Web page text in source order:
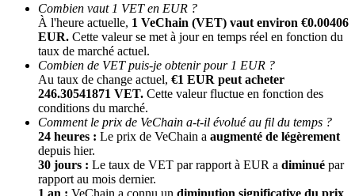
Parrainage
Invitez un ami pour recevoir des récompenses en espèces
Combien vaut 1 VET en EUR ?
À l'heure actuelle, 1 VeChain (VET) vaut environ €0.00406
EUR. Cette valeur se met à jour en temps réel en fonction du
taux de marché actuel.
Combien de VET puis-je obtenir pour 1 EUR ?
Au taux de change actuel, €1 EUR peut acheter
246.30541871 VET. Cette valeur fluctue en fonction des
conditions du marché.
Comment le prix de VeChain a-t-il évolué au fil du temps ?
24 heures : Le prix de VeChain a augmenté de légèrement
depuis hier.
30 jours : Le taux de VET par rapport à EUR a diminué par
rapport au mois dernier.
1 an : VeChain a connu un diminution significative du prix